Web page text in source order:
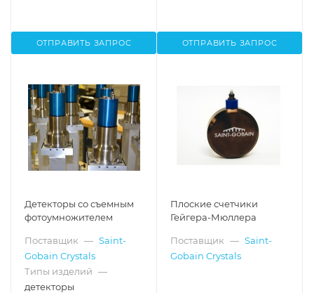
ОТПРАВИТЬ ЗАПРОС ОТПРАВИТЬ ЗАПРОС
Детекторы со съемным
фотоумножителем
Поставщик — Saint-
Gobain Crystals
Типы изделий —
детекторы
Плоские счетчики
Гейгера-Мюллера
Поставщик — Saint-
Gobain Crystals